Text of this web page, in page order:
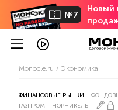
№7
Новый
Monocle.ru Экономика
ФИНАНСОВЫЕ РЫНКИ
ГАЗПРОМ
НОРНИКЕЛЬ